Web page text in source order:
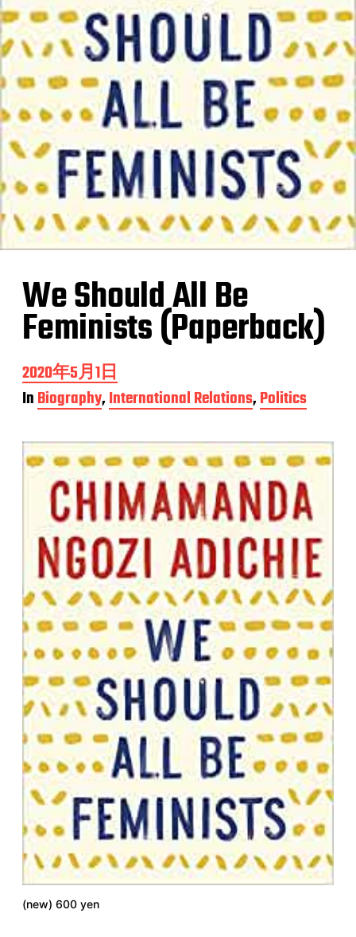
We Should All Be
Feminists (Paperback)
P
o
s
d
a
t
2020年5月1日
InBiography,International Relations,Politics
(new) 600 yen